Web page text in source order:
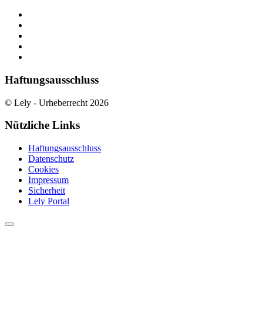
Haftungsausschluss
© Lely - Urheberrecht 2026
Nützliche Links
Haftungsausschluss
Datenschutz
Cookies
Impressum
Sicherheit
Lely Portal